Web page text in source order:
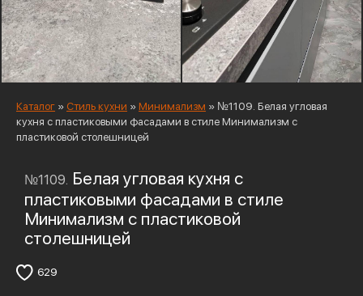
Каталог » Стиль кухни » Минимализм » №1109. Белая угловая
кухня с пластиковыми фасадами в стиле Минимализм с
пластиковой столешницей
№1109. Белая угловая кухня с
пластиковыми фасадами в стиле
Минимализм с пластиковой
столешницей
629